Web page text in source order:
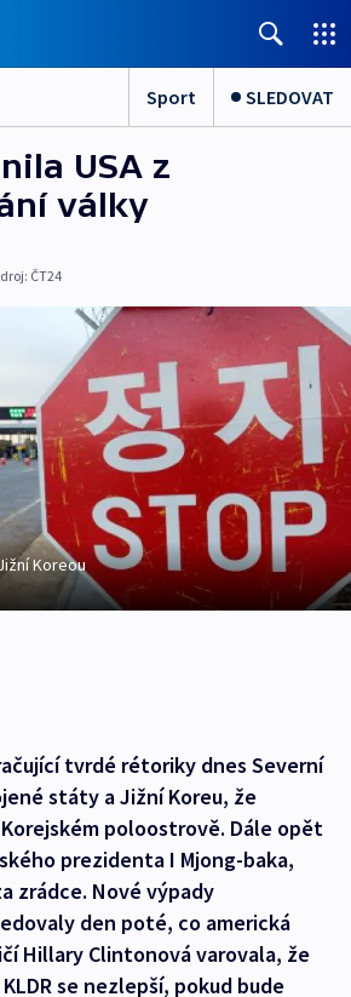
Sport SLEDOVAT
USA z
války
ČT24
Koreou
tvrdé rétoriky dnes Severní
státy a Jižní Koreu, že
poloostrově. Dále opět
prezidenta I Mjong-baka,
zrádce. Nové výpady
den poté, co americká
Hillary Clintonová varovala, že
se nezlepší, pokud bude